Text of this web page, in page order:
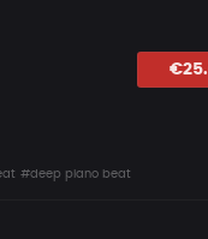
#deep piano beat